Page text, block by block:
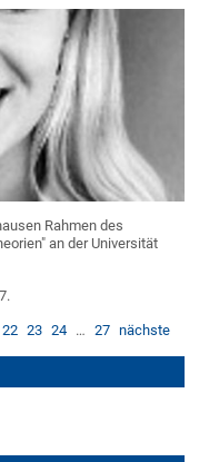
Rahmen des
an der Universität
22 23 24 … 27 nächste